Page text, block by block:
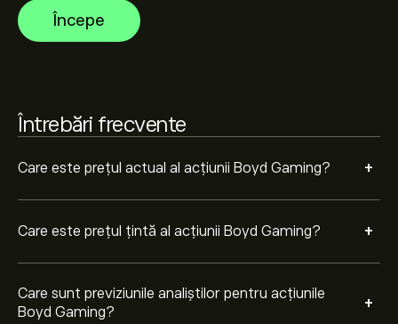
Începe
Întrebări frecvente
Care este prețul actual al acțiunii Boyd Gaming? +
Care este prețul țintă al acțiunii Boyd Gaming? +
Care sunt previziunile analiștilor pentru acțiunile
Boyd Gaming?
+
moderată.